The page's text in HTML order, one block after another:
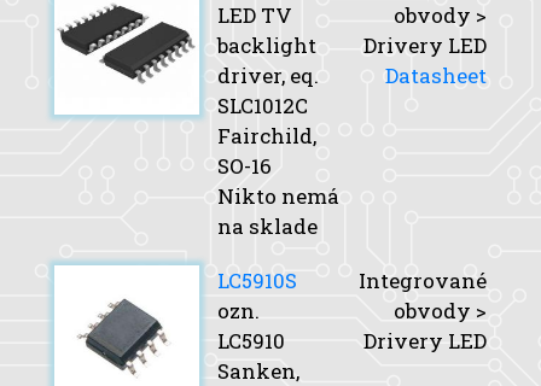
LED TV
backlight
driver, eq.
SLC1012C
Fairchild,
SO-16
Nikto nemá
na sklade
obvody >
Drivery LED
Datasheet
LC5910S
ozn.
LC5910
Sanken,
Integrované
obvody >
Drivery LED